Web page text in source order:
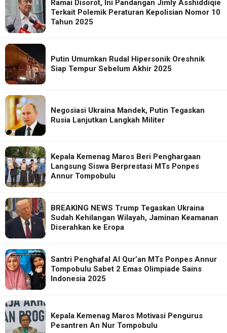
Ramai Disorot, Ini Pandangan Jimly Asshiddiqie
Terkait Polemik Peraturan Kepolisian Nomor 10
Tahun 2025
Putin Umumkan Rudal Hipersonik Oreshnik
Siap Tempur Sebelum Akhir 2025
Negosiasi Ukraina Mandek, Putin Tegaskan
Rusia Lanjutkan Langkah Militer
Kepala Kemenag Maros Beri Penghargaan
Langsung Siswa Berprestasi MTs Ponpes
Annur Tompobulu
BREAKING NEWS Trump Tegaskan Ukraina
Sudah Kehilangan Wilayah, Jaminan Keamanan
Diserahkan ke Eropa
Santri Penghafal Al Qur’an MTs Ponpes Annur
Tompobulu Sabet 2 Emas Olimpiade Sains
Indonesia 2025
Kepala Kemenag Maros Motivasi Pengurus
Pesantren An Nur Tompobulu